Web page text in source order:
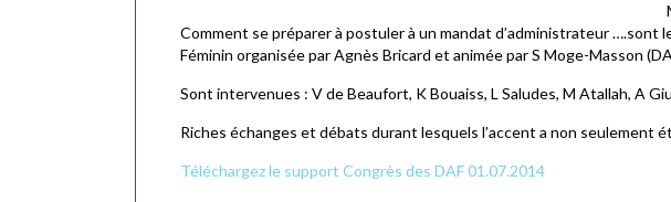
Comment se préparer à postuler à un mandat d’administrateur ….sont
Féminin organisée par Agnès Bricard et animée par S Moge-Masson
Sont intervenues : V de Beaufort, K Bouaiss, L Saludes, M Atallah, A
Riches échanges et débats durant lesquels l’accent a non seulement
Téléchargez le support Congrès des DAF 01.07.2014